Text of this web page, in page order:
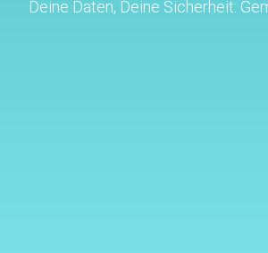
Deine Daten, Deine Sicherheit: